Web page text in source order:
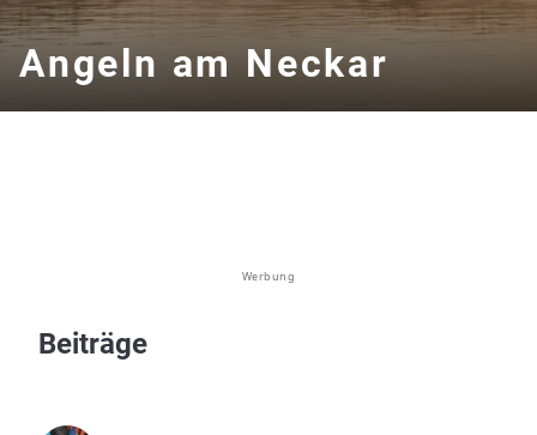
Angeln am Neckar
Werbung
Beiträge